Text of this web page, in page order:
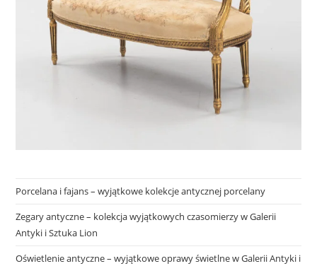
Porcelana i fajans – wyjątkowe kolekcje antycznej porcelany
Zegary antyczne – kolekcja wyjątkowych czasomierzy w Galerii
Antyki i Sztuka Lion
Oświetlenie antyczne – wyjątkowe oprawy świetlne w Galerii Antyki i